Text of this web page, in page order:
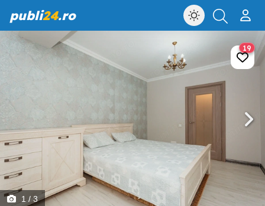
publi24.ro
1 / 3
19